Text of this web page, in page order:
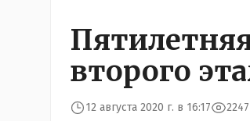
второго
12 августа 2020 г. в 16:17